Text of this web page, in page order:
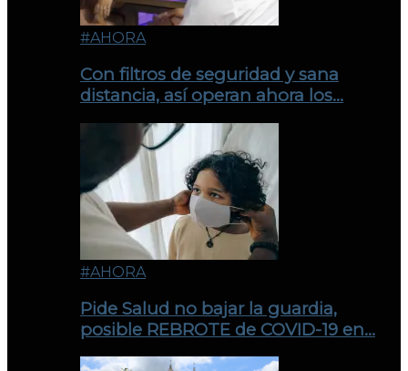
#AHORA
Con filtros de seguridad y sana
distancia, así operan ahora los…
#AHORA
Pide Salud no bajar la guardia,
posible REBROTE de COVID-19 en…